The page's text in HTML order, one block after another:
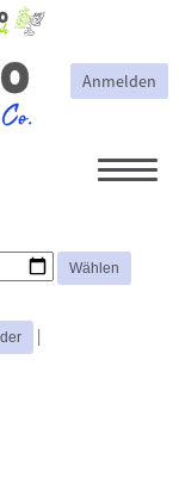
Anmelden
Lederhosen
Dirndl
|